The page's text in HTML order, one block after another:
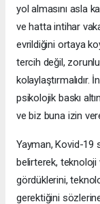
yol almasını asla
ve hatta intihar
evrildiğini ortaya
tercih değil,
kolaylaştırmalıdır.
psikolojik baskı
ve biz buna izin
Yayman, Kovid-19
belirterek, teknoloji
gördüklerini,
gerektiğini